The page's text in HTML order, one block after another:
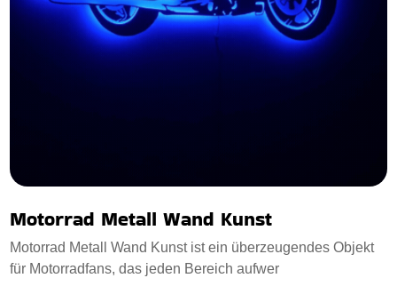
Motorrad Metall Wand Kunst
Motorrad Metall Wand Kunst ist ein überzeugendes Objekt
für Motorradfans, das jeden Bereich aufwer